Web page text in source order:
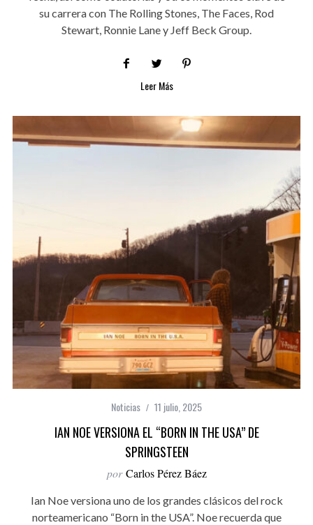
su carrera con The Rolling Stones, The Faces, Rod
Stewart, Ronnie Lane y Jeff Beck Group.
Leer Más
Noticias 11 julio, 2025
IAN NOE VERSIONA EL “BORN IN THE USA” DE
SPRINGSTEEN
por Carlos Pérez Báez
Ian Noe versiona uno de los grandes clásicos del rock
norteamericano “Born in the USA”. Noe recuerda que